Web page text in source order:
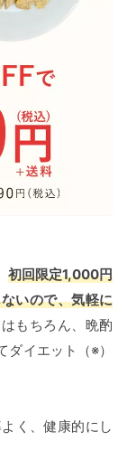
初回限定1,000円
いので、気軽に
もちろん、晩酌
イエット（※）
く、健康的にし